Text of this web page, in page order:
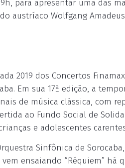
para apresentar uma das
austríaco Wolfgang Amadeus
2019 dos Concertos
Em sua 17ª edição, a
de música clássica, com
ao Fundo Social de
e adolescentes
Sinfônica de
ensaiando “Réquiem” há